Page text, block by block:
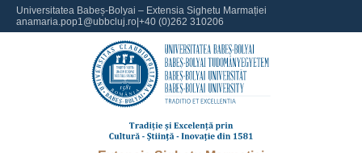
Universitatea Babeș-Bolyai – Extensia Sighetu Marmației
anamaria.pop1@ubbcluj.ro +40 (0)262 310206